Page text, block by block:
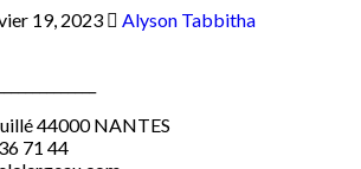
19, 2023
Alyson Tabbitha
44000 NANTES
71 44